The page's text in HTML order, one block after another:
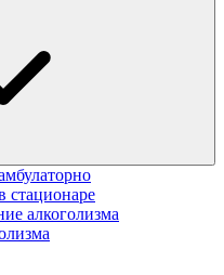
стационаре
алкоголизма